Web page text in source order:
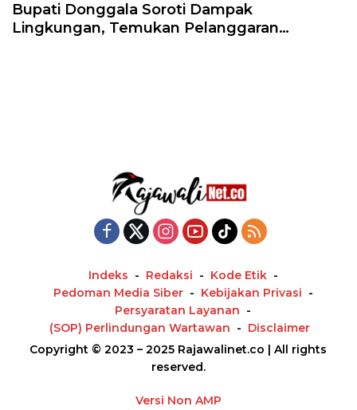
Bupati Donggala Soroti Dampak
Lingkungan, Temukan Pelanggaran
Indeks Redaksi
Kode Etik
Pedoman Media Siber
Kebijakan Privasi
Persyaratan Layanan
(SOP) Perlindungan Wartawan
Disclaimer
Copyright © 2023 – 2025 Rajawalinet.co | All rights
reserved.
Versi Non AMP